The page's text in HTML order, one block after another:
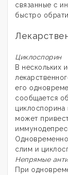
связанные с
быстро
Циклоспорин
В нескольких
его
сообщается
циклоспорина
может
слим и
Непрямые
При